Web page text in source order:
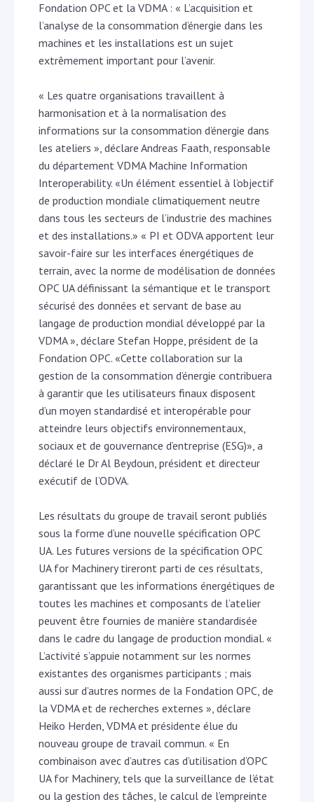
Fondation OPC et la VDMA : « L’acquisition et
l’analyse de la consommation d’énergie dans les
machines et les installations est un sujet
extrêmement important pour l’avenir.
« Les quatre organisations travaillent à
harmonisation et à la normalisation des
informations sur la consommation d’énergie dans
les ateliers », déclare Andreas Faath, responsable
du département VDMA Machine Information
Interoperability. «Un élément essentiel à l’objectif
de production mondiale climatiquement neutre
dans tous les secteurs de l’industrie des machines
et des installations.» « PI et ODVA apportent leur
savoir-faire sur les interfaces énergétiques de
terrain, avec la norme de modélisation de données
OPC UA définissant la sémantique et le transport
sécurisé des données et servant de base au
langage de production mondial développé par la
VDMA », déclare Stefan Hoppe, président de la
Fondation OPC. «Cette collaboration sur la
gestion de la consommation d’énergie contribuera
à garantir que les utilisateurs finaux disposent
d’un moyen standardisé et interopérable pour
atteindre leurs objectifs environnementaux,
sociaux et de gouvernance d’entreprise (ESG)», a
déclaré le Dr Al Beydoun, président et directeur
exécutif de l’ODVA.
Les résultats du groupe de travail seront publiés
sous la forme d’une nouvelle spécification OPC
UA. Les futures versions de la spécification OPC
UA for Machinery tireront parti de ces résultats,
garantissant que les informations énergétiques de
toutes les machines et composants de l’atelier
peuvent être fournies de manière standardisée
dans le cadre du langage de production mondial. «
L’activité s’appuie notamment sur les normes
existantes des organismes participants ; mais
aussi sur d’autres normes de la Fondation OPC, de
la VDMA et de recherches externes », déclare
Heiko Herden, VDMA et présidente élue du
nouveau groupe de travail commun. « En
combinaison avec d’autres cas d’utilisation d’OPC
UA for Machinery, tels que la surveillance de l’état
ou la gestion des tâches, le calcul de l’empreinte